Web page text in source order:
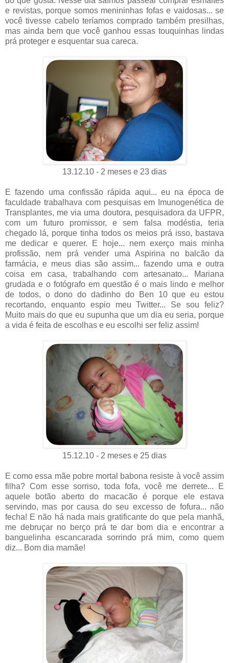
e revistas, porque somos menininhas fofas e vaidosas... se
você tivesse cabelo teríamos comprado também presilhas,
mas ainda bem que você ganhou essas touquinhas lindas
prá proteger e esquentar sua careca.
13.12.10 - 2 meses e 23 dias
E fazendo uma confissão rápida aqui... eu na época de
faculdade trabalhava com pesquisas em Imunogenética de
Transplantes, me via uma doutora, pesquisadora da UFPR,
com um futuro promissor, e sem falsa modéstia, teria
chegado lá, porque tinha todos os meios prá isso, bastava
me dedicar e querer. E hoje... nem exerço mais minha
profissão, nem prá vender uma Aspirina no balcão da
farmácia, e meus dias são assim... fazendo uma e outra
coisa em casa, trabalhando com artesanato... Mariana
grudada e o fotógrafo em questão é o mais lindo e melhor
de todos, o dono do dadinho do Ben 10 que eu estou
recortando, enquanto espio meu Twitter... Se sou feliz?
Muito mais do que eu supunha que um dia eu seria, porque
a vida é feita de escolhas e eu escolhi ser feliz assim!
15.12.10 - 2 meses e 25 dias
E como essa mãe pobre mortal babona resiste à você assim
filha? Com esse sorriso, toda fofa, você me derrete... E
aquele botão aberto do macacão é porque ele estava
servindo, mas por causa do seu excesso de fofura... não
fecha! E não há nada mais gratificante do que pela manhã,
me debruçar no berço prá te dar bom dia e encontrar a
banguelinha escancarada sorrindo prá mim, como quem
diz... Bom dia mamãe!